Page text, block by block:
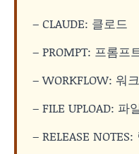
– CLAUDE: 클로드
– PROMPT: 프롬프
– WORKFLOW: 워
– FILE UPLOAD: 파
– RELEASE